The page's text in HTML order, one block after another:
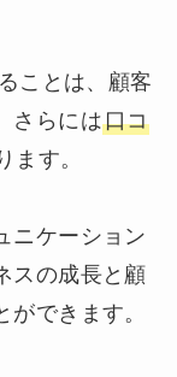
ことは、顧客
さらには口コ
ます。
ニケーション
スの成長と顧
できます。